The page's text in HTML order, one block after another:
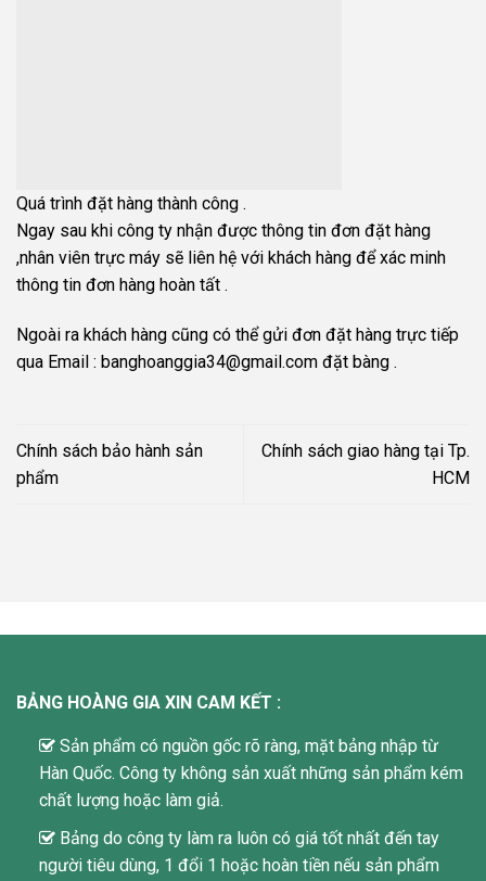
Quá trình đặt hàng thành công .
Ngay sau khi công ty nhận được thông tin đơn đặt hàng
,nhân viên trực máy sẽ liên hệ với khách hàng để xác minh
thông tin đơn hàng hoàn tất .
Ngoài ra khách hàng cũng có thể gửi đơn đặt hàng trực tiếp
qua Email : banghoanggia34@gmail.com đặt bàng .
Chính sách bảo hành sản
phẩm
Chính sách giao hàng tại Tp.
HCM
BẢNG HOÀNG GIA XIN CAM KẾT :
Sản phẩm có nguồn gốc rõ ràng, mặt bảng nhập từ
Hàn Quốc. Công ty không sản xuất những sản phẩm kém
chất lượng hoặc làm giả.
Bảng do công ty làm ra luôn có giá tốt nhất đến tay
người tiêu dùng, 1 đổi 1 hoặc hoàn tiền nếu sản phẩm